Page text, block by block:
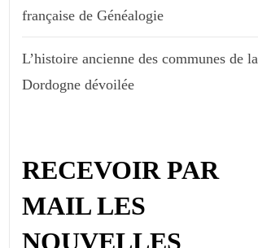
française de Généalogie
L’histoire ancienne des communes de la
Dordogne dévoilée
RECEVOIR PAR
MAIL LES
NOUVELLES